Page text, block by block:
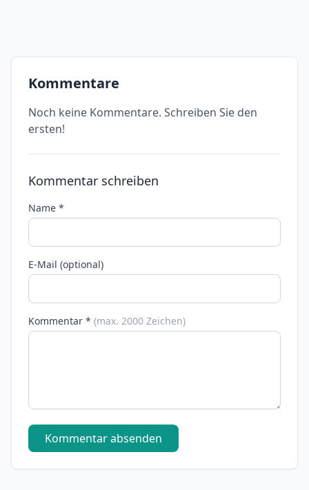
Kommentare
Noch keine Kommentare. Schreiben Sie den
ersten!
Kommentar schreiben
Name *
E-Mail (optional)
Kommentar * (max. 2000 Zeichen)
Kommentar absenden